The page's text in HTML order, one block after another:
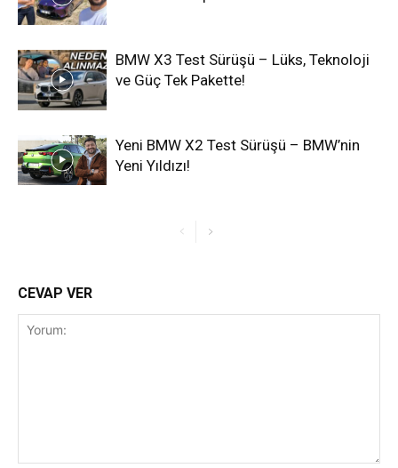
BMW X3 Test Sürüşü – Lüks, Teknoloji
ve Güç Tek Pakette!
Yeni BMW X2 Test Sürüşü – BMW’nin
Yeni Yıldızı!
CEVAP VER